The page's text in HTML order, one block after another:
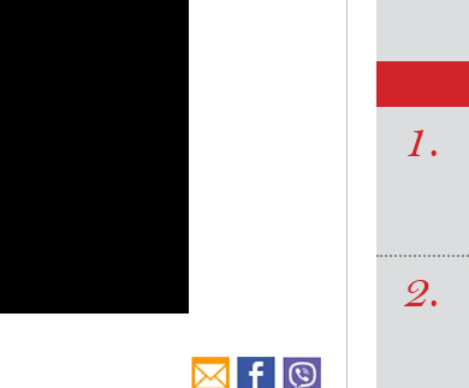
1.
2.